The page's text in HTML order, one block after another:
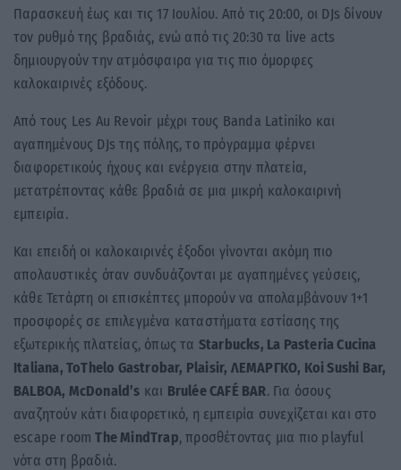
Παρασκευή έως και τις 17 Ιουλίου. Από τις 20:00, οι DJs δίνουν
τον ρυθμό της βραδιάς, ενώ από τις 20:30 τα live acts
δημιουργούν την ατμόσφαιρα για τις πιο όμορφες
καλοκαιρινές εξόδους.
Από τους Les Au Revoir μέχρι τους Banda Latiniko και
αγαπημένους DJs της πόλης, το πρόγραμμα φέρνει
διαφορετικούς ήχους και ενέργεια στην πλατεία,
μετατρέποντας κάθε βραδιά σε μια μικρή καλοκαιρινή
εμπειρία.
Και επειδή οι καλοκαιρινές έξοδοι γίνονται ακόμη πιο
απολαυστικές όταν συνδυάζονται με αγαπημένες γεύσεις,
κάθε Τετάρτη οι επισκέπτες μπορούν να απολαμβάνουν 1+1
προσφορές σε επιλεγμένα καταστήματα εστίασης της
εξωτερικής πλατείας, όπως τα Starbucks, La Pasteria Cucina
Italiana, ToThelo Gastrobar, Plaisir, ΛΕΜΑΡΓΚΟ, Koi Sushi Bar,
BALBOA, McDonald’s και Brulée CAFÉ BAR. Για όσους
αναζητούν κάτι διαφορετικό, η εμπειρία συνεχίζεται και στο
escape roomThe MindTrap, προσθέτοντας μια πιο playful
νότα στη βραδιά.